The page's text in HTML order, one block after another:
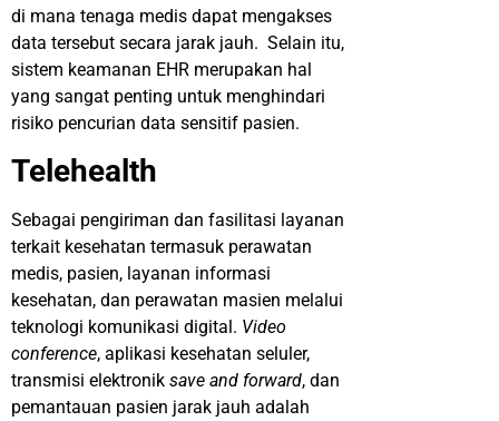
di mana tenaga medis dapat mengakses
data tersebut secara jarak jauh. Selain itu,
sistem keamanan EHR merupakan hal
yang sangat penting untuk menghindari
risiko pencurian data sensitif pasien.
Telehealth
Sebagai pengiriman dan fasilitasi layanan
terkait kesehatan termasuk perawatan
medis, pasien, layanan informasi
kesehatan, dan perawatan masien melalui
teknologi komunikasi digital. Video
conference, aplikasi kesehatan seluler,
transmisi elektronik save and forward, dan
pemantauan pasien jarak jauh adalah